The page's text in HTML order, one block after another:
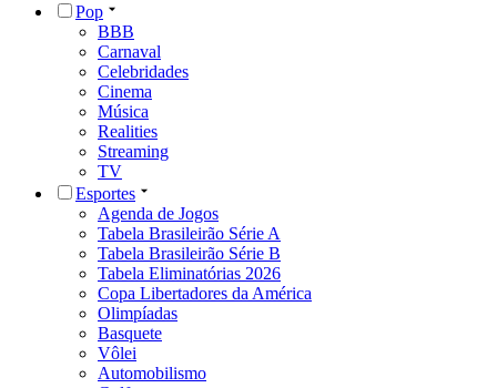
Pop
BBB
Carnaval
Celebridades
Cinema
Música
Realities
Streaming
TV
Esportes
Agenda de Jogos
Tabela Brasileirão Série A
Tabela Brasileirão Série B
Tabela Eliminatórias 2026
Copa Libertadores da América
Olimpíadas
Basquete
Vôlei
Automobilismo